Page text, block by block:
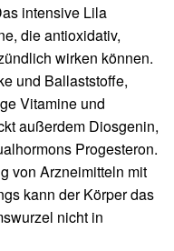
intensive Lila
die antioxidativ,
wirken können.
und Ballaststoffe,
Vitamine und
außerdem Diosgenin,
Progesteron.
von Arzneimitteln mit
kann der Körper das
nicht in